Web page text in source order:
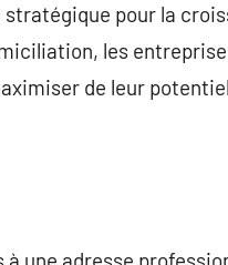
pour la
les
de leur